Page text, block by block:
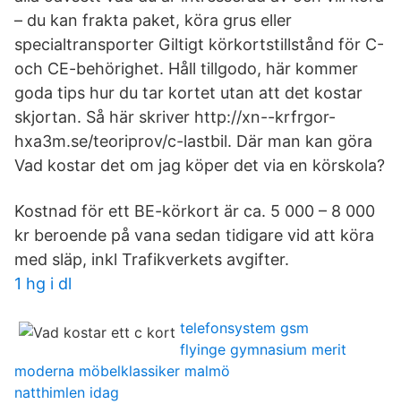
– du kan frakta paket, köra grus eller
specialtransporter Giltigt körkortstillstånd för C-
och CE-behörighet. Håll tillgodo, här kommer
goda tips hur du tar kortet utan att det kostar
skjortan. Så här skriver http://xn--krfrgor-
hxa3m.se/teoriprov/c-lastbil. Där man kan göra
Vad kostar det om jag köper det via en körskola?
Kostnad för ett BE-körkort är ca. 5 000 – 8 000
kr beroende på vana sedan tidigare vid att köra
med släp, inkl Trafikverkets avgifter.
1 hg i dl
telefonsystem gsm
flyinge gymnasium merit
moderna möbelklassiker malmö
natthimlen idag